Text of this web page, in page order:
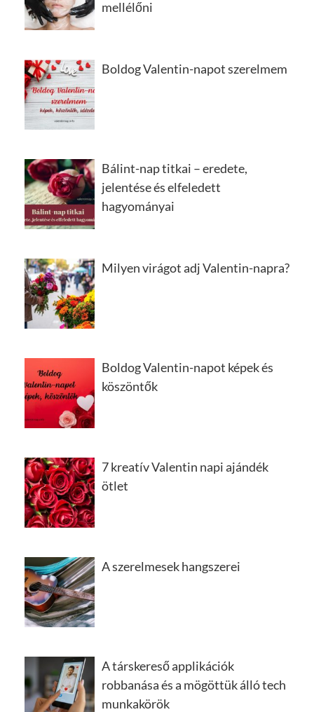
mellélőni
Boldog Valentin-napot szerelmem
Bálint-nap titkai – eredete,
jelentése és elfeledett
hagyományai
Milyen virágot adj Valentin-napra?
Boldog Valentin-napot képek és
köszöntők
7 kreatív Valentin napi ajándék
ötlet
A szerelmesek hangszerei
A társkereső applikációk
robbanása és a mögöttük álló tech
munkakörök